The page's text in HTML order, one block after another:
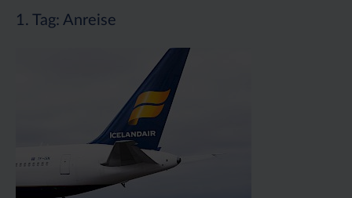
1. Tag: Anreise